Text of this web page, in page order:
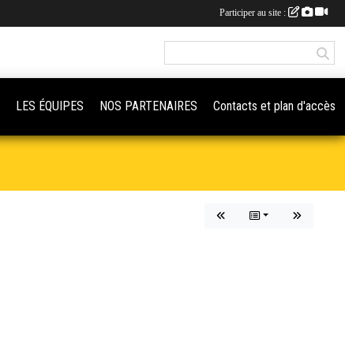
LES ÉQUIPES NOS PARTENAIRES Contacts et plan d'accès
Participer au site :